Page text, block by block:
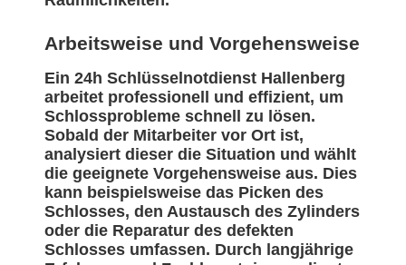
Arbeitsweise und Vorgehensweise
Ein 24h Schlüsselnotdienst Hallenberg
arbeitet professionell und effizient, um
Schlossprobleme schnell zu lösen.
Sobald der Mitarbeiter vor Ort ist,
analysiert dieser die Situation und wählt
die geeignete Vorgehensweise aus. Dies
kann beispielsweise das Picken des
Schlosses, den Austausch des Zylinders
oder die Reparatur des defekten
Schlosses umfassen. Durch langjährige